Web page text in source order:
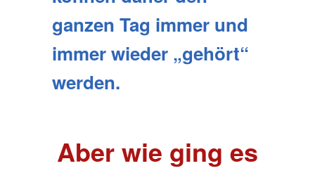
ganzen Tag immer und
immer wieder „gehört“
werden.
Aber wie ging es